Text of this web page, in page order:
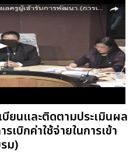
ยนและติดตามประเมินผล
เบิกค่าใช้จ่ายในการเข้า
ม)